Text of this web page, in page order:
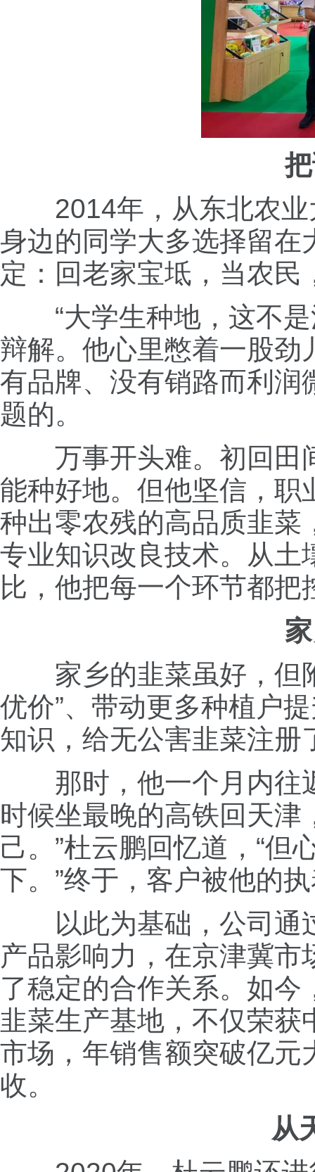
2014年，从东北农业
身边的同学大多选择留在
定：回老家宝坻，当农民
“大学生种地，这不
辩解。他心里憋着一股劲
有品牌、没有销路而利润
题的。
万事开头难。初回田
能种好地。但他坚信，职
种出零农残的高品质韭菜
专业知识改良技术。从土
比，他把每一个环节都把
家乡的韭菜虽好，但
优价”、带动更多种植户
知识，给无公害韭菜注册
那时，他一个月内往返
时候坐最晚的高铁回天
己。”杜云鹏回忆道，“但
下。”终于，客户被他的
以此为基础，公司通
产品影响力，在京津冀
了稳定的合作关系。如
韭菜生产基地，不仅荣获
市场，年销售额突破亿元
收。
从